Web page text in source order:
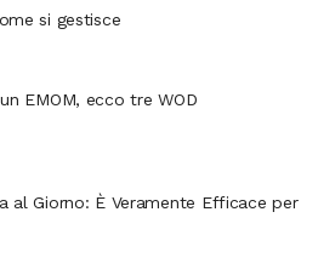
si gestisce
EMOM, ecco tre WOD
al Giorno: È Veramente Efficace per